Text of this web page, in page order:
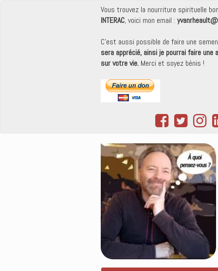
Vous trouvez la nourriture spirituelle
INTERAC, voici mon email :
C'est aussi possible de faire une
sera apprécié, ainsi je pourrai faire une
sur votre vie. Merci et soyez bénis !